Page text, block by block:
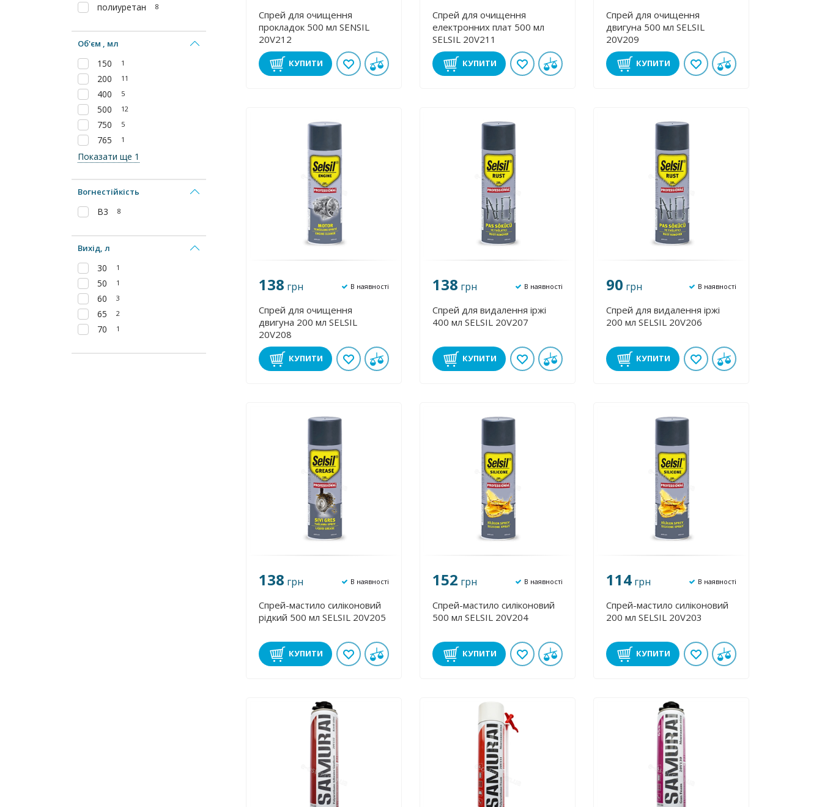
полиуретан 8
Об'єм , мл
150 1
200 11
400 5
500 12
750 5
765 1
Показати ще 1
Вогнестійкість
В3 8
Вихід, л
30 1
50 1
60 3
65 2
70 1
Спрей для очищення
прокладок 500 мл SENSIL
20V212
КУПИТИ
Спрей для очищення
електронних плат 500 мл
SELSIL 20V211
КУПИТИ
Спрей для очищення
двигуна 500 мл SELSIL
20V209
КУПИТИ
138 грн В наявності
Спрей для очищення
двигуна 200 мл SELSIL
20V208
КУПИТИ
138 грн В наявності
Спрей для видалення іржі
400 мл SELSIL 20V207
КУПИТИ
90 грн В наявності
Спрей для видалення іржі
200 мл SELSIL 20V206
КУПИТИ
138 грн В наявності
Спрей-мастило силіконовий
рідкий 500 мл SELSIL 20V205
КУПИТИ
152 грн В наявності
Спрей-мастило силіконовий
500 мл SELSIL 20V204
КУПИТИ
114 грн В наявності
Спрей-мастило силіконовий
200 мл SELSIL 20V203
КУПИТИ